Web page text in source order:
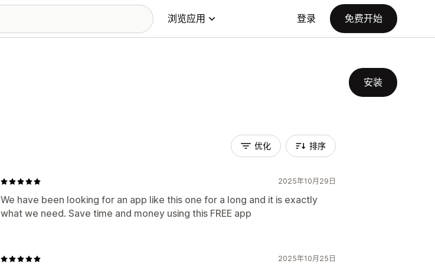
浏览应用 登录 免费开始
安装
优化 排序
2025年10月29日
We have been looking for an app like this one for a long and it is exactly
what we need. Save time and money using this FREE app
2025年10月25日